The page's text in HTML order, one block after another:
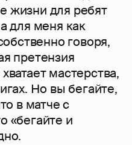
жизни для ребят
для меня как
говоря,
претензия
мастерства,
Но вы бегайте,
в матче с
«бегайте и